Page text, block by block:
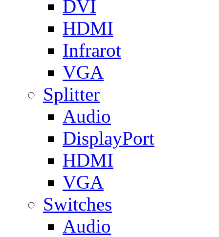
DVI
HDMI
Infrarot
VGA
Splitter
Audio
DisplayPort
HDMI
VGA
Switches
Audio